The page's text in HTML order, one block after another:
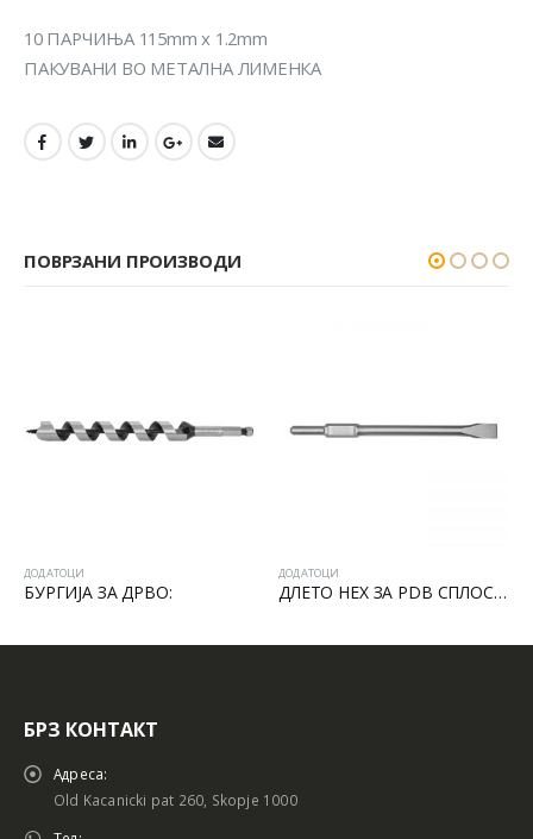
10 ПАРЧИЊА 115mm x 1.2mm
ПАКУВАНИ ВО МЕТАЛНА ЛИМЕНКА
ПОВРЗАНИ ПРОИЗВОДИ
ДОДАТОЦИ
БУРГИЈА ЗА ДРВО:
ДОДАТОЦИ
ДЛЕТО HEX ЗА PDB СПЛОСНАТО
БРЗ КОНТАКТ
Адреса:
Old Kacanicki pat 260, Skopje 1000